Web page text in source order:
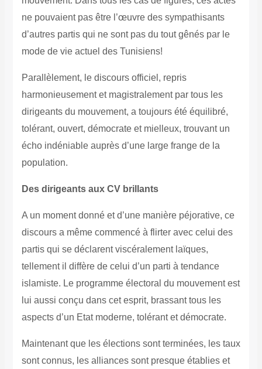
ne pouvaient pas être l’œuvre des sympathisants
d’autres partis qui ne sont pas du tout gênés par le
mode de vie actuel des Tunisiens!
Parallèlement, le discours officiel, repris
harmonieusement et magistralement par tous les
dirigeants du mouvement, a toujours été équilibré,
tolérant, ouvert, démocrate et mielleux, trouvant un
écho indéniable auprès d’une large frange de la
population.
Des dirigeants aux CV brillants
A un moment donné et d’une manière péjorative, ce
discours a même commencé à flirter avec celui des
partis qui se déclarent viscéralement laïques,
tellement il diffère de celui d’un parti à tendance
islamiste. Le programme électoral du mouvement est
lui aussi conçu dans cet esprit, brassant tous les
aspects d’un Etat moderne, tolérant et démocrate.
Maintenant que les élections sont terminées, les taux
sont connus, les alliances sont presque établies et